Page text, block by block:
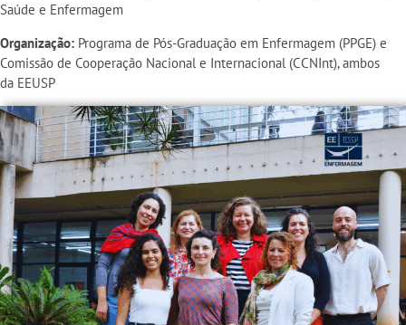
Saúde e Enfermagem
Organização: Programa de Pós-Graduação em Enfermagem (PPGE) e
Comissão de Cooperação Nacional e Internacional (CCNInt), ambos
da EEUSP